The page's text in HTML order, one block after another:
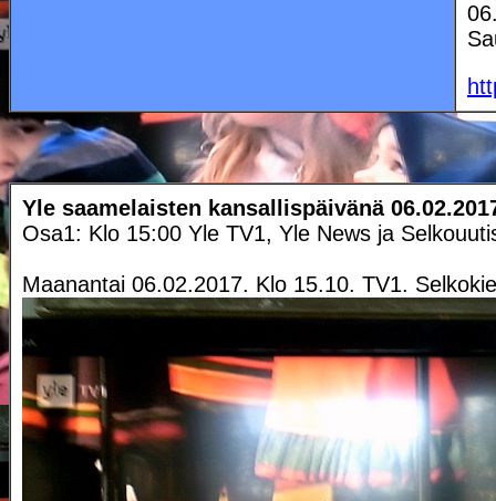
Yle saamelaisten kansallispäivänä
Osa1: Klo 15:00 Yle TV1, Yle News ja
Maanantai 06.02.2017. Klo 15.10. TV1.